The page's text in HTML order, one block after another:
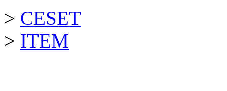
> CESET
> ITEM